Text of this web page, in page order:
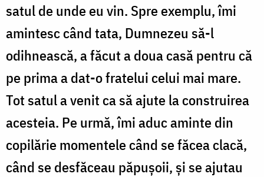
satul de unde eu vin. Spre exemplu, îmi
amintesc când tata, Dumnezeu să-l
odihnească, a făcut a doua casă pentru că
pe prima a dat-o fratelui celui mai mare.
Tot satul a venit ca să ajute la construirea
acesteia. Pe urmă, îmi aduc aminte din
copilărie momentele când se făcea clacă,
când se desfăceau păpușoii, și se ajutau